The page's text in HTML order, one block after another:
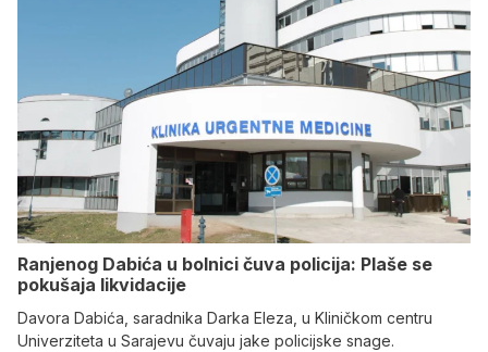
Ranjenog Dabića u bolnici čuva policija: Plaše se
pokušaja likvidacije
Davora Dabića, saradnika Darka Eleza, u Kliničkom centru
Univerziteta u Sarajevu čuvaju jake policijske snage.